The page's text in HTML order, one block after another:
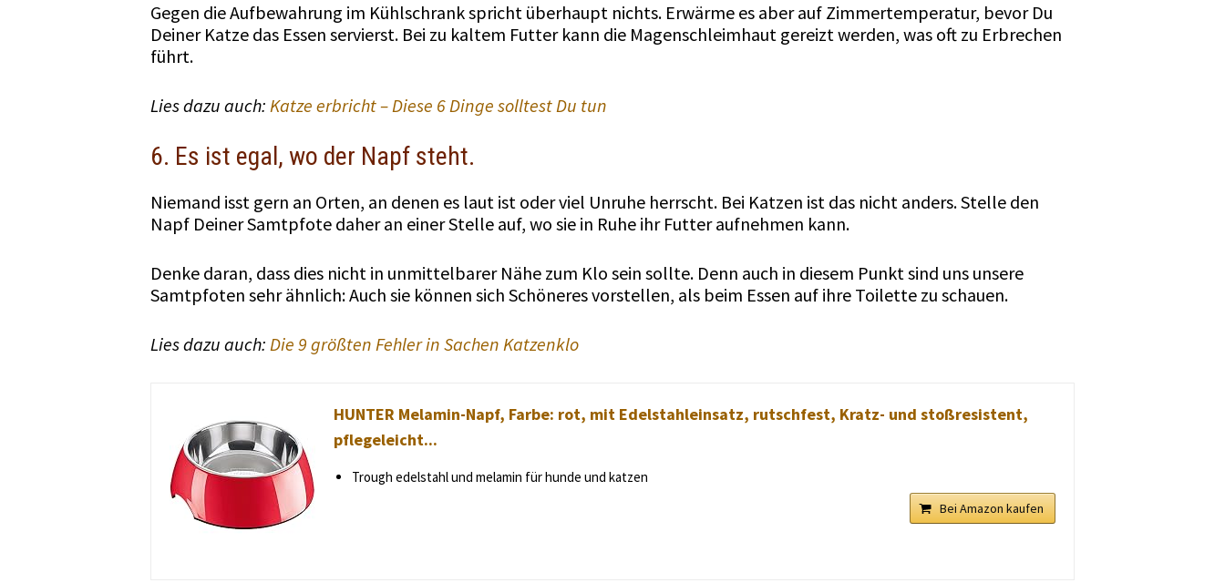
Gegen die Aufbewahrung im Kühlschrank spricht überhaupt nichts. Erwärme es aber auf Zimmertemperatur, bevor Du
Deiner Katze das Essen servierst. Bei zu kaltem Futter kann die Magenschleimhaut gereizt werden, was oft zu Erbrechen
führt.
Lies dazu auch:Katze erbricht – Diese 6 Dinge solltest Du tun
6. Es ist egal, wo der Napf steht.
Niemand isst gern an Orten, an denen es laut ist oder viel Unruhe herrscht. Bei Katzen ist das nicht anders. Stelle den
Napf Deiner Samtpfote daher an einer Stelle auf, wo sie in Ruhe ihr Futter aufnehmen kann.
Denke daran, dass dies nicht in unmittelbarer Nähe zum Klo sein sollte. Denn auch in diesem Punkt sind uns unsere
Samtpfoten sehr ähnlich: Auch sie können sich Schöneres vorstellen, als beim Essen auf ihre Toilette zu schauen.
Lies dazu auch: Die 9 größten Fehler in Sachen Katzenklo
HUNTER Melamin-Napf, Farbe: rot, mit Edelstahleinsatz, rutschfest, Kratz- und stoßresistent,
pflegeleicht...
Trough edelstahl und melamin für hunde und katzen
Bei Amazon kaufen